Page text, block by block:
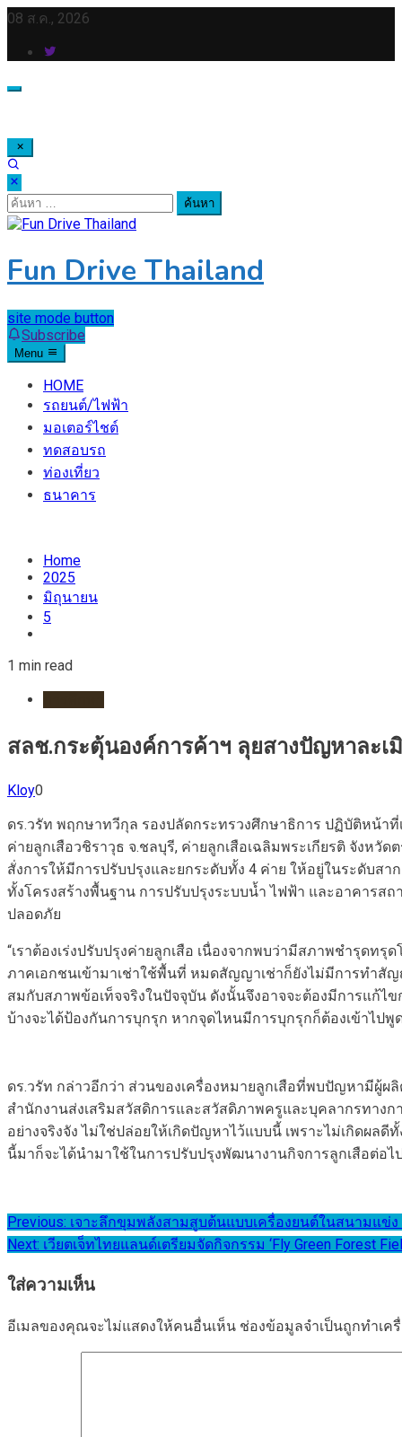
Skip
content
08 ส.ค., 2026
ค้นหา
สำหรับ:
Fun Drive Thailand
site mode button
Subscribe
Menu
HOME
รถยนต์/ไฟฟ้า
มอเตอร์ไชต์
ทดสอบรถ
ท่องเที่ยว
ธนาคาร
Home
2025
มิถุนายน
5
1 min read
สลช.กระตุ้นองค์การค้าฯ ลุยสางปัญหาละ
Kloy0
ดร.วรัท พฤกษาทวีกุล รองปลัดกระทรวงศึกษาธิการ ปฏิบัติหน้าที่
ค่ายลูกเสือวชิราวุธ จ.ชลบุรี, ค่ายลูกเสือเฉลิมพระเกียรติ จังหวั
สั่งการให้มีการปรับปรุงและยกระดับทั้ง 4 ค่าย ให้อยู่ในระดับส
ทั้งโครงสร้างพื้นฐาน การปรับปรุงระบบน้ำ ไฟฟ้า และอาคารส
ปลอดภัย
“เราต้องเร่งปรับปรุงค่ายลูกเสือ เนื่องจากพบว่ามีสภาพชำรุด
ภาคเอกชนเข้ามาเช่าใช้พื้นที่ หมดสัญญาเช่าก็ยังไม่มีการทำสัญ
สมกับสภาพข้อเท็จจริงในปัจจุบัน ดังนั้นจึงอาจจะต้องมีการแก้ไ
บ้างจะได้ป้องกันการบุกรุก หากจุดไหนมีการบุกรุกก็ต้องเข้าไป
ดร.วรัท กล่าวอีกว่า ส่วนของเครื่องหมายลูกเสือที่พบปัญหามีผู้
สำนักงานส่งเสริมสวัสดิการและสวัสดิภาพครูและบุคลากรทาง
อย่างจริงจัง ไม่ใช่ปล่อยให้เกิดปัญหาไว้แบบนี้ เพราะไม่เกิดผล
นี้มาก็จะได้นำมาใช้ในการปรับปรุงพัฒนางานกิจการลูกเสือต่อไ
แนะแนว
เรื่อง
Previous: เจาะลึกขุมพลังสามสูบต้นแบบเครื่องยนต์ในสนามแข่ง
Next: เวียตเจ็ทไทยแลนด์เตรียมจัดกิจกรรม ‘Fly Green Forest
ใส่ความเห็น
อีเมลของคุณจะไม่แสดงให้คนอื่นเห็น ช่องข้อมูลจำเป็นถูกทำเค